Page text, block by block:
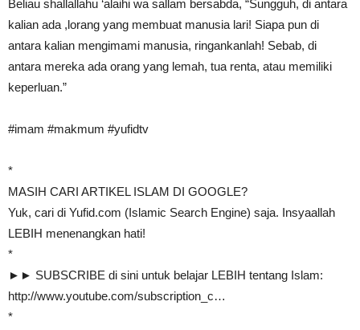
Beliau shallallahu ‘alaihi wa sallam bersabda, “Sungguh, di antara
kalian ada ,lorang yang membuat manusia lari! Siapa pun di
antara kalian mengimami manusia, ringankanlah! Sebab, di
antara mereka ada orang yang lemah, tua renta, atau memiliki
keperluan.”
#imam​ #makmum​ #yufidtv​
*
MASIH CARI ARTIKEL ISLAM DI GOOGLE?
Yuk, cari di Yufid.com (Islamic Search Engine) saja. Insyaallah
LEBIH menenangkan hati!
*
►► SUBSCRIBE di sini untuk belajar LEBIH tentang Islam:
http://www.youtube.com/subscription_c…​
*